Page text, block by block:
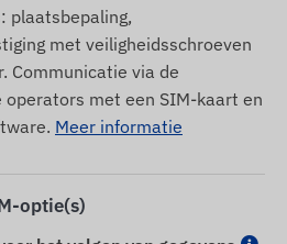
plaatsbepaling,
met veiligheidsschroeven
Communicatie via de
met een SIM-kaart en
Meer informatie
optie(s)